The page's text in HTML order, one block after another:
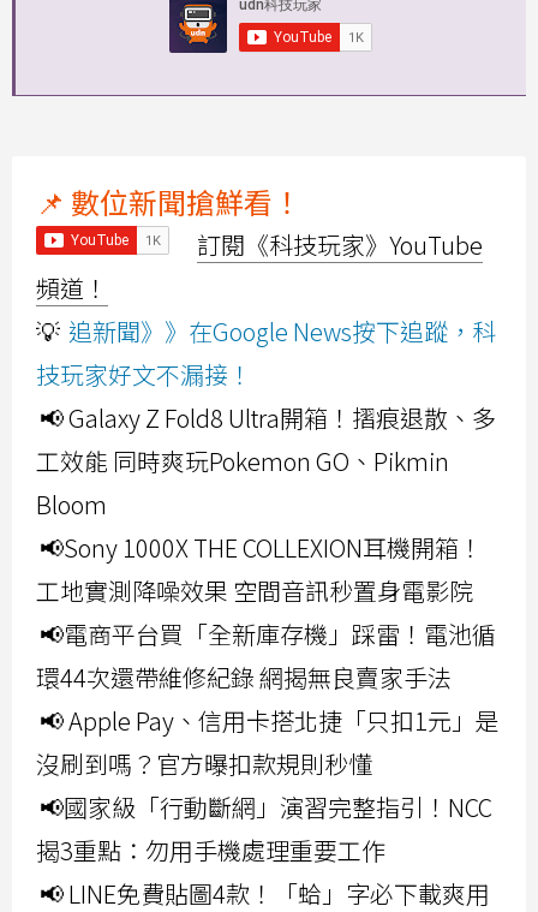
📌 數位新聞搶鮮看！
訂閱《科技玩家》YouTube
頻道！
💡 追新聞》》在Google News按下追蹤，科
技玩家好文不漏接！
📢 Galaxy Z Fold8 Ultra開箱！摺痕退散、多
工效能 同時爽玩Pokemon GO、Pikmin
Bloom
📢Sony 1000X THE COLLEXION耳機開箱！
工地實測降噪效果 空間音訊秒置身電影院
📢電商平台買「全新庫存機」踩雷！電池循
環44次還帶維修紀錄 網揭無良賣家手法
📢 Apple Pay、信用卡搭北捷「只扣1元」是
沒刷到嗎？官方曝扣款規則秒懂
📢國家級「行動斷網」演習完整指引！NCC
揭3重點：勿用手機處理重要工作
📢 LINE免費貼圖4款！「蛤」字必下載爽用